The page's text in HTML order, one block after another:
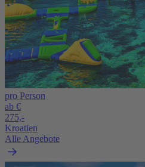
pro Person
ab €
275,-
Kroatien
Alle Angebote